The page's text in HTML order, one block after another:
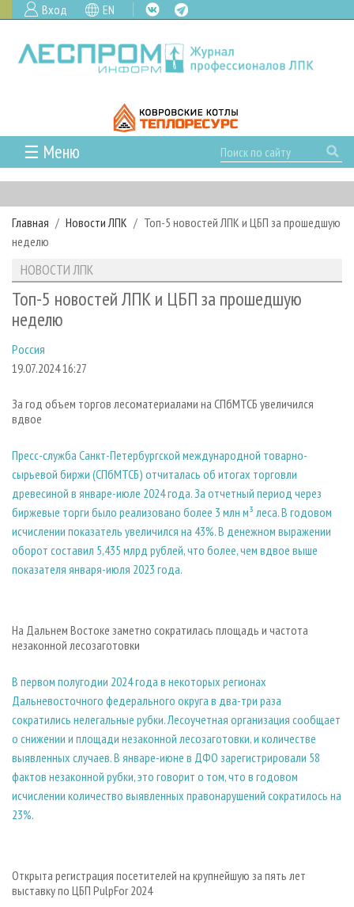
Вход EN
☰ Меню
ГЛАВНАЯ
РУБРИКИ И ТЕМЫ
РУБРИКИ ЖУРНАЛА
ЛЕСОЗАГОТОВКА
ЛЕСОПИЛЕНИЕ
СУШКА ДРЕВЕСИНЫ
ДЕРЕВЯННОЕ ДОМОСТРОЕНИЕ
БИОЭНЕРГЕТИКА
ЦБП
ИНСТРУМЕНТ И МАТЕРИАЛЫ
НОВОСТИ
НОВОСТИ ЛПК
НОВОСТИ ЖУРНАЛА
ПРОЕКТЫ ЛПИ
АНАЛИТИКА
ПРЕДПРИЯТИЯ ЛПК
ПЕРСОНЫ
ОФИЦИАЛЬНЫЕ ДЕЛЕГАЦИИ
RUSSIAN FORESTRY REVIEW
ГАЗЕТА ЛЕСПРОМФОРУМ
БИБЛИОТЕКА СПЕЦИАЛИСТА
АРХИВ
АРХИВ ЖУРНАЛОВ
О ЖУРНАЛЕ
КОНТАКТЫ
РЕКЛАМОДАТЕЛЯМ
РЕКЛАМА
РЕКЛАМА НА САЙТЕ
Главная Новости ЛПК
Топ-5 новостей ЛПК и ЦБП за прошедшую
неделю
НОВОСТИ ЛПК
Топ-5 новостей ЛПК и ЦБП за прошедшую
неделю
Россия
19.07.2024 16:27
За год объем торгов лесоматериалами на СПбМТСБ увеличился
вдвое
Пресс-служба Санкт-Петербургской международной товарно-
сырьевой биржи (СПбМТСБ) отчиталась об итогах торговли
древесиной в январе-июле 2024 года. За отчетный период через
биржевые торги было реализовано более 3 млн м³ леса. В годовом
исчислении показатель увеличился на 43%. В денежном выражении
оборот составил 5,435 млрд рублей, что более, чем вдвое выше
показателя января-июля 2023 года.
На Дальнем Востоке заметно сократилась площадь и частота
незаконной лесозаготовки
В первом полугодии 2024 года в некоторых регионах
Дальневосточного федерального округа в два-три раза
сократились нелегальные рубки. Лесоучетная организация сообщает
о снижении и площади незаконной лесозаготовки, и количестве
выявленных случаев. В январе-июне в ДФО зарегистрировали 58
фактов незаконной рубки, это говорит о том, что в годовом
исчислении количество выявленных правонарушений сократилось на
23%.
Открыта регистрация посетителей на крупнейшую за пять лет
выставку по ЦБП PulpFor 2024